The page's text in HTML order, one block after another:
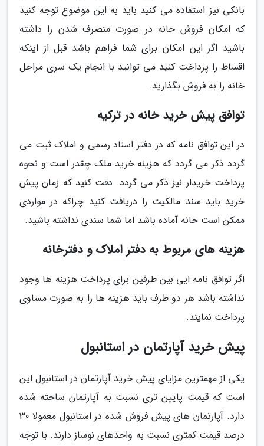
بانکی نیز استفاده می کنید باید به این موضوع توجه کنید
که امکان فروش خانه در صورت منصرف شدن را داشته
باشید اگر این امکان برای شما فراهم باشد قبل از اینکه
اقساط را پرداخت کنید می توانید با انجام یک سری مراحل
خانه را به فروش بگذارید.
توافق پیش خرید خانه در ترکیه
در این توافق نامه که در دفتر اسناد رسمی و املاک ثبت می
گردد ذکر می گردد که هزینه خرید ملک چقدر است و نحوه
پرداخت خریدار نیز ذکر می گردد. دقت کنید که زمان پیش
خرید باید سند مالکیت را دریافت کنید چراکه در مواردی
ممکن است خانه آماده باشد اما شما سندی نداشته باشید.
هزینه های مربوط به دفتر املاک و دفترخانه
اگر توافق نامه ایی بین طرفین برای پرداخت هزینه ها وجود
نداشته باشد هر دو طرف باید هزینه ها را به صورت مساوی
پرداخت نمایند.
پیش خرید آپارتمان در استانبول
یکی از مهمترین مزایای پیش خرید آپارتمان در استانبول این
است که قیمت پایین تری نسبت به آپارتمان ساخته شده
دارد. آپارتمان های پیش فروش شده در استانبول معمولا 30
درصد قیمت کمتری نسبت به واحدهای نوساز دارند. با توجه